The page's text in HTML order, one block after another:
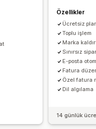
E-posta otomasyonu
Veri güvenliği
Özellikler
Ücretsiz
Toplu işlem
Marka
Sınırsız
E-posta
Fatura
Özel fatura
Dil algılama
14 günlük